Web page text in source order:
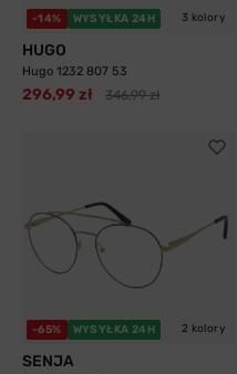
-14% WYSYŁKA 24H 3 kolory
HUGO
Hugo 1232 807 53
296,99 zł 346,99 zł
-65% WYSYŁKA 24H 2 kolory
SENJA